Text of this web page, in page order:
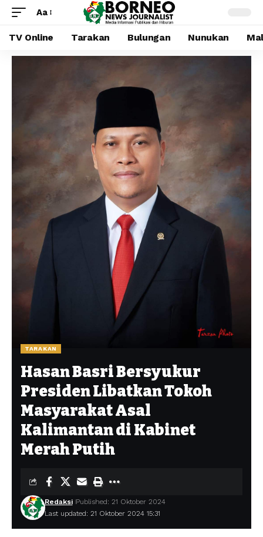
Aa
TV Online Tarakan Bulungan Nunukan
TARAKAN
Hasan Basri Bersyukur
Presiden Libatkan Tokoh
Masyarakat Asal
Kalimantan di Kabinet
Merah Putih
Last updated: 21 Oktober 2024 15:31
Redaksi Published: 21 Oktober 2024